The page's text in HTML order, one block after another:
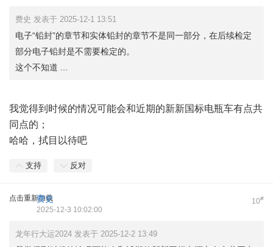
费史 发表于 2025-12-1 13:51
电子“铅封”的章节和实体铅封的章节不是同一部分，在后续检定
部分电子铅封是不需要检定的。
这个不知道 ...
我觉得到时候的情况可能会和近期的新新国标电瓶车有点共
同点的；
哈哈，拭目以待吧
支持 反对
点击重新加载 10#
费史
2025-12-3 10:02:00
龙年行大运2024 发表于 2025-12-2 13:49